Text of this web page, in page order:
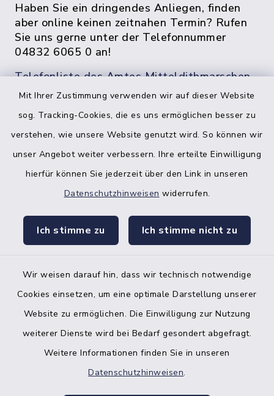
Mit Ihrer Zustimmung verwenden wir auf dieser Website
sog. Tracking-Cookies, die es uns ermöglichen besser zu
verstehen, wie unsere Website genutzt wird. So können wir
unser Angebot weiter verbessern. Ihre erteilte Einwilligung
hierfür können Sie jederzeit über den Link in unseren
Datenschutzhinweisen widerrufen.
Ich stimme zu Ich stimme nicht zu
Wir weisen darauf hin, dass wir technisch notwendige
Cookies einsetzen, um eine optimale Darstellung unserer
Website zu ermöglichen. Die Einwilligung zur Nutzung
weiterer Dienste wird bei Bedarf gesondert abgefragt.
Weitere Informationen finden Sie in unseren
Datenschutzhinweisen.
Haben Sie ein dringendes Anliegen, finden
aber online keinen zeitnahen Termin? Rufen
Sie uns gerne unter der Telefonnummer
04832 6065 0 an!
Telefonliste des Amtes Mitteldithmarschen
facebook
Bankverbindung der Amtskasse
Barrierefreiheit